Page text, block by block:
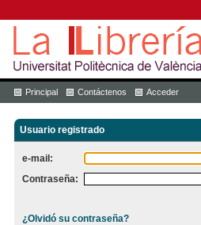
Principal Contáctenos Acceder
Usuario registrado
e-mail:
Contraseña:
¿Olvidó su contraseña?